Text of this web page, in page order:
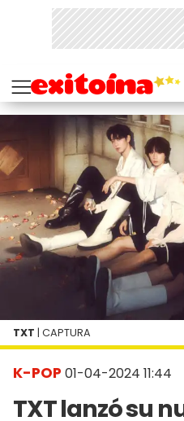
K-POP 01-04-2024 11:44
TXT lanzó su
TXT | CAPTURA